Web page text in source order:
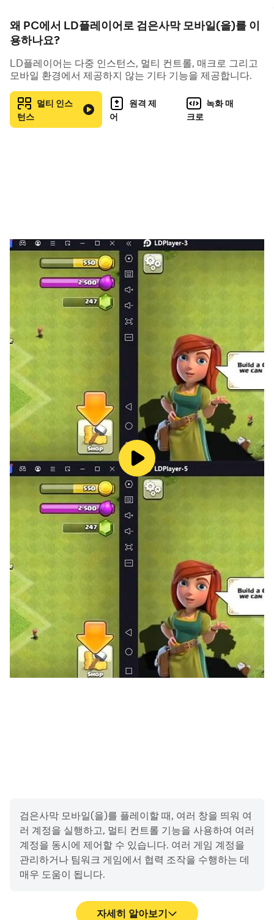
LD플레이어가 왜 PC에서 검은사막 모바일 플레이에 적합
한가요?
아직도 고민이신가요? LD플레이어의 이런 기능들이 검은
사막 모바일 플에이에 적합합니다.
2. 멀티컨트롤을 활용해 동일한 게임의 계정 여러 개를 접속
하세요.
반복적인 플레이로 인한 시간 낭비가 확! 줄어듭니다.
3. 키보드 키매핑 기능은 끊임없는 공격이 관건인 게임에 적
합한 기능입니다.
전문가 수준의 키보드 키매핑이 PC에서 조작이 어려운 플
레이 방법을 더 쉽게 만들어 드립니다.
4. 반복 작업을 요하는 상황이 발생해도 매크로 기능만 있으
면 걱정이 없습니다.
매크로 기능으로 움직임을 녹화해 실행 하세요.
5. 프레임을 조절 기능이 체감 화질을 개선해 드립니다
더욱 쾌적한 플레이 환경을 선사해 드립니다.
왜 PC에서 LD플레이어로 검은사막 모바일(을)를 이
용하나요?
LD플레이어는 다중 인스턴스, 멀티 컨트롤, 매크로 그리고
모바일 환경에서 제공하지 않는 기타 기능을 제공합니다.
멀티 인스
턴스
원격 제
어
녹화 매
크로
검은사막 모바일(을)를 플레이할 때, 여러 창을 띄워 여
러 계정을 실행하고, 멀티 컨트롤 기능을 사용하여 여러
계정을 동시에 제어할 수 있습니다. 여러 게임 계정을
관리하거나 팀워크 게임에서 협력 조작을 수행하는 데
매우 도움이 됩니다.
자세히 알아보기